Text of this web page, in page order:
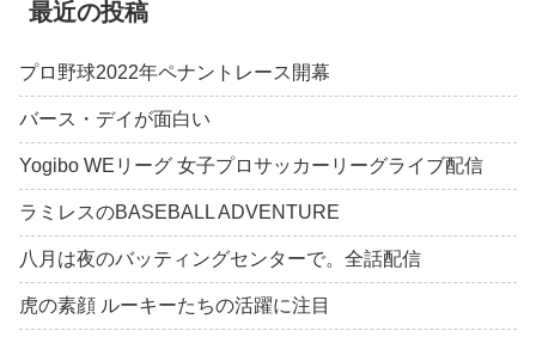
最近の投稿
プロ野球2022年ペナントレース開幕
バース・デイが面白い
Yogibo WEリーグ 女子プロサッカーリーグライブ配信
ラミレスのBASEBALL ADVENTURE
八月は夜のバッティングセンターで。全話配信
虎の素顔 ルーキーたちの活躍に注目